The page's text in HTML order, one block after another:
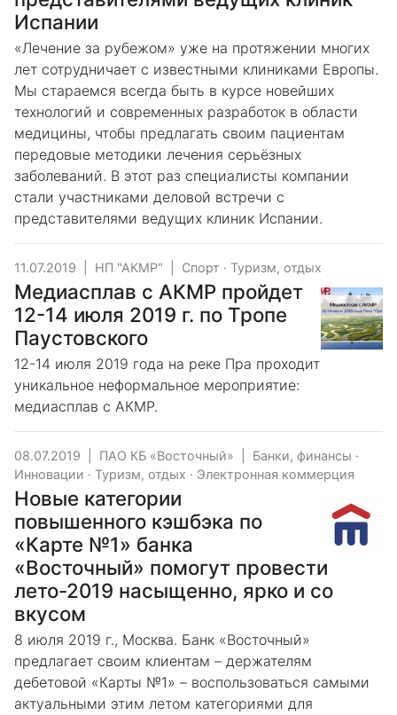
Испании
«Лечение за рубежом» уже на протяжении многих
лет сотрудничает с известными клиниками Европы.
Мы стараемся всегда быть в курсе новейших
технологий и современных разработок в области
медицины, чтобы предлагать своим пациентам
передовые методики лечения серьёзных
заболеваний. В этот раз специалисты компании
стали участниками деловой встречи с
представителями ведущих клиник Испании.
11.07.2019 НП "АКМР" Спорт · Туризм, отдых
Медиасплав с АКМР пройдет
12-14 июля 2019 г. по Тропе
Паустовского
12-14 июля 2019 года на реке Пра проходит
уникальное неформальное мероприятие:
медиасплав с АКМР.
08.07.2019 ПАО КБ «Восточный» Банки, финансы ·
Инновации · Туризм, отдых · Электронная коммерция
Новые категории
повышенного кэшбэка по
«Карте №1» банка
«Восточный» помогут провести
лето-2019 насыщенно, ярко и со
вкусом
8 июля 2019 г., Москва. Банк «Восточный»
предлагает своим клиентам – держателям
дебетовой «Карты №1» – воспользоваться самыми
актуальными этим летом категориями для